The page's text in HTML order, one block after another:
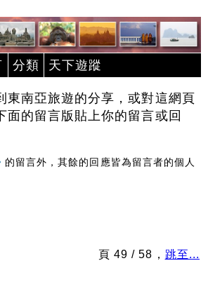
分類 天下遊蹤
東南亞旅遊的分享，或對這網頁
面的留言版貼上你的留言或回
的留言外，其餘的回應皆為留言者的個人
頁 49 / 58， 跳至...